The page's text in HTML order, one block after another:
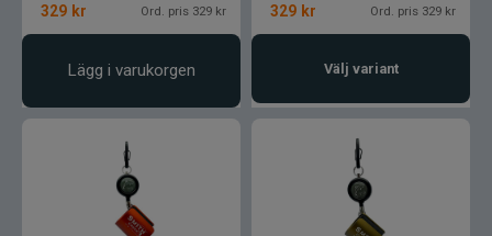
329 kr Ord. pris 329 kr
Lägg i varukorgen
329 kr Ord. pris 329 kr
Välj variant